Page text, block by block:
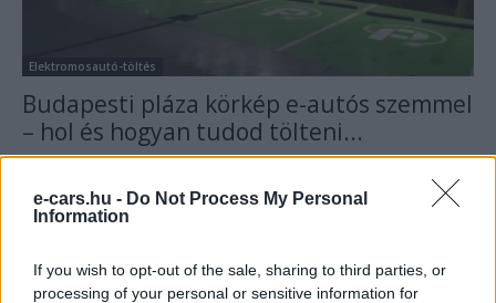
e-cars.hu - Do Not Process My Personal
Information
If you wish to opt-out of the sale, sharing to third parties, or
processing of your personal or sensitive information for
Elektromosautó-töltés
Budapesti pláza körkép e-autós szemmel
– hol és hogyan tudod tölteni...
Eriqo - 2018-05-10 1 hozzászólás
Elugranál bevásárolni, vagy nem budapestiként meglátogatnád a
város számos plázája, vagy bevásárlóközpontja közül
ha nem vagy biztos, hogy melyik bevásárlóközpontban hogyan
tudsz tölteni, itt megtalálod!